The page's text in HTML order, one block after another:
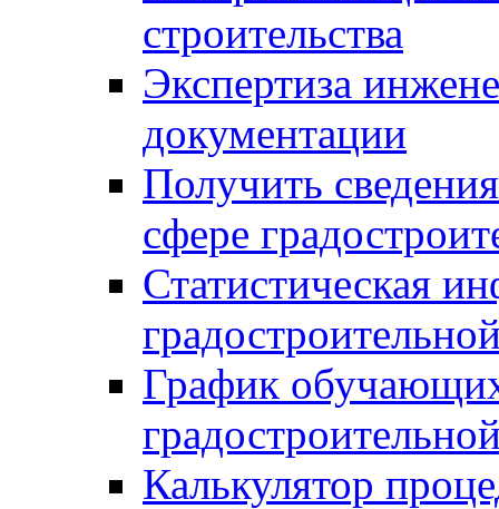
строительства
Экспертиза
документации
Получить
сфере
Статистическая
График
Калькулятор